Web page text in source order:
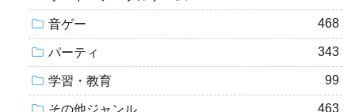
音ゲー 468
パーティ 343
学習・教育 99
その他ジャンル 463